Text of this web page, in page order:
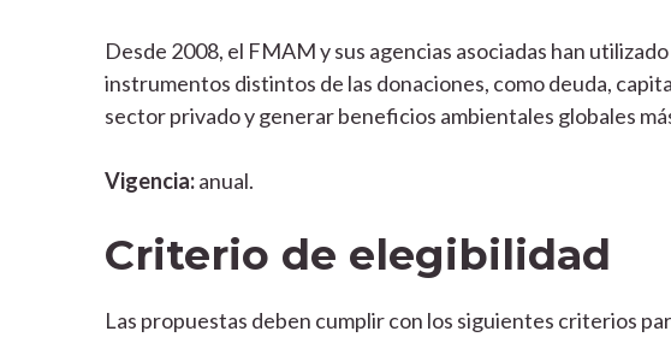
Desde 2008, el FMAM y sus agencias asociadas han
instrumentos distintos de las donaciones, como deuda,
sector privado y generar beneficios ambientales globales
Vigencia:anual.
Criterio de elegibilidad
Las propuestas deben cumplir con los siguientes criterios